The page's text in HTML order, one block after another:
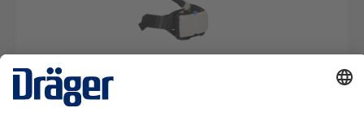
Gebläsefiltergerät X-plore 8500 Komplettpaket
mit Maske